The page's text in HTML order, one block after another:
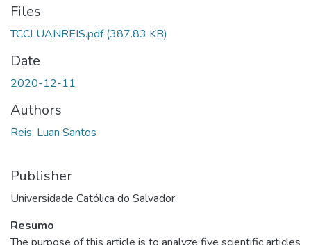
Files
TCCLUANREIS.pdf(387.83 KB)
Date
2020-12-11
Authors
Reis, Luan Santos
Publisher
Universidade Católica do Salvador
Resumo